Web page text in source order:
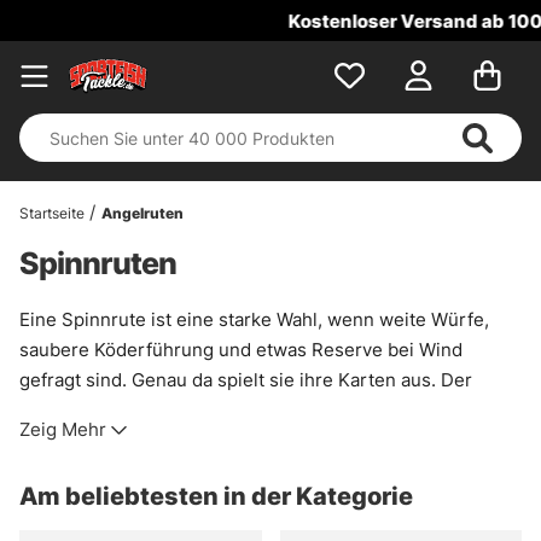
Kostenloser Versand ab 100 €!
Startseite Angelruten
Spinnruten
Eine Spinnrute ist eine starke Wahl, wenn weite Würfe,
saubere Köderführung und etwas Reserve bei Wind
gefragt sind. Genau da spielt sie ihre Karten aus. Der
was gerade beim Barschangeln mit Softbaits sehr
Schnurverwicklungen ist meist geringer als bei einer
Zeig Mehr
Am beliebtesten in der Kategorie